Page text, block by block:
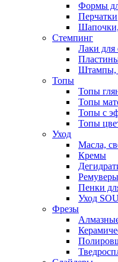
Формы
Перчатки
Стемпинг
Лаки для
Штампы,
Топы
Топы
Топы
Топы с
Топы
Уход
Масла,
Кремы
Ремуверы
Пенки
Уход
Фрезы